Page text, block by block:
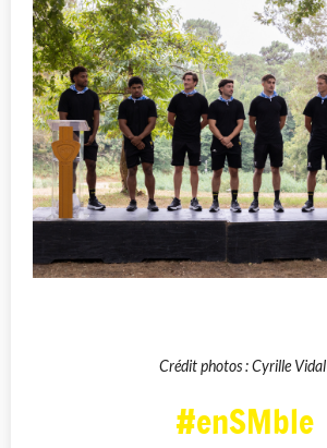
Crédit photos : Cyrille Vidal
#enSMble